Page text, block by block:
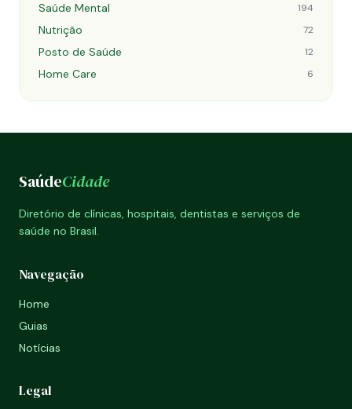
Saúde Mental 194
Nutrição 72
Posto de Saúde 12
Home Care 6
SaúdeCidade
Diretório de clínicas, hospitais, dentistas e serviços de
saúde no Brasil.
Navegação
Home
Guias
Notícias
Legal